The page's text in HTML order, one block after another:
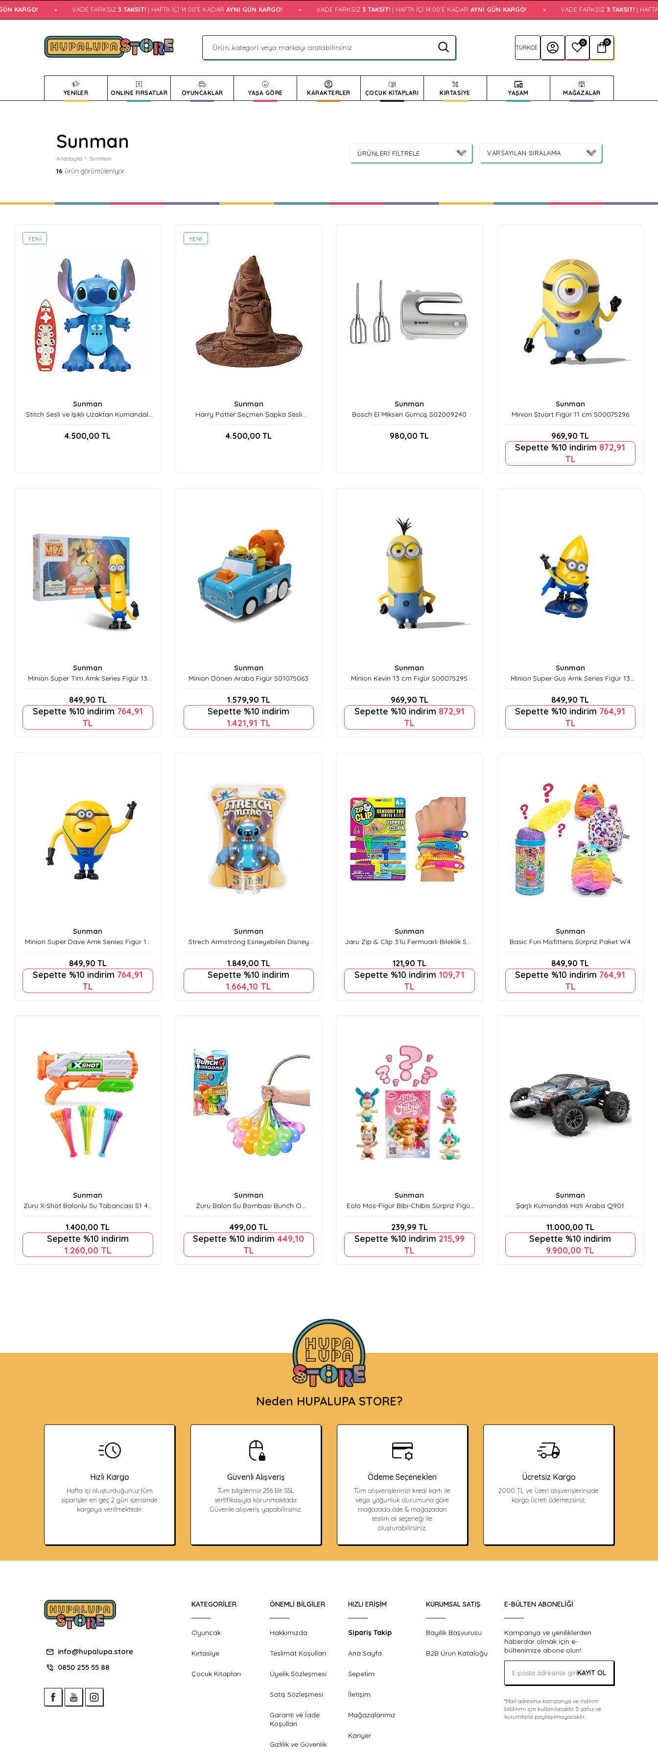
KARGO! VADE FARKSIZ 3 TAKSIT! | HAFTA İÇI 14:00'E KADAR AYNI GÜN KARGO! VADE FARKSIZ 3 TAKSIT! | HAFTA İÇI 14:00'E KADAR AYNI GÜN KARGO! VADE FARKSIZ 3 TAKSIT! | HAFTA
0 0
YENİLER ONLINE FIRSATLAR OYUNCAKLAR YAŞA GÖRE KARAKTERLER ÇOCUK KİTAPLARI KIRTASİYE YAŞAM MAĞAZALAR
Sunman
Anasayfa Sunman
16 ürün görüntüleniyor.
ÜRÜNLERI FILTRELE
YENI
Sunman
Stitch Sesli ve Işıklı Uzaktan Kumandalı
4.500,00 TL
YENI
Sunman
Harry Potter Seçmen Şapka Sesli
4.500,00 TL
Sunman
Bosch El Mikseri Gümüş S02009240
980,00 TL
Sunman
Minion Stuart Figür 11 cm S00075296
969,90 TL
Sepette %10 indirim 872,91
TL
Sunman
Minion Super Tim Amk Series Figür 13
849,90 TL
Sepette %10 indirim 764,91
TL
Sunman
Minion Dönen Araba Figür S01075063
1.579,90 TL
Sepette %10 indirim
1.421,91 TL
Sunman
Minion Kevin 13 cm Figür S00075295
969,90 TL
Sepette %10 indirim 872,91
TL
Sunman
Minion Super Gus Amk Series Figür 13
849,90 TL
Sepette %10 indirim 764,91
TL
Sunman
Minion Super Dave Amk Serıies Figür 12
849,90 TL
Sepette %10 indirim 764,91
TL
Sunman
Strech Armstrong Esneyebilen Disney
1.849,00 TL
Sepette %10 indirim
1.664,10 TL
Sunman
Jaru Zip & Clip 3’lü Fermuarlı Bileklik Seti
121,90 TL
Sepette %10 indirim 109,71
TL
Sunman
Basic Fun Misfittens Sürpriz Paket W4
849,90 TL
Sepette %10 indirim 764,91
TL
Sunman
Zuru X-Shot Balonlu Su Tabancası S1 40
1.400,00 TL
Sepette %10 indirim
1.260,00 TL
Sunman
Zuru Balon Su Bombası Bunch O
Balonu 100’lü S00056480
499,00 TL
Sepette %10 indirim449,10
TL
Sunman
Eolo Mos-Figür Bibi-Chibis Sürpriz Figür
239,99 TL
Sepette %10 indirim 215,99
TL
Sunman
Şarjlı Kumandalı Hızlı Araba Q901
11.000,00 TL
Sepette %10 indirim
9.900,00 TL
Neden HUPALUPA STORE?
Hızlı Kargo
Hafta içi oluşturduğunuz tüm
siparişler en geç 2 gün içerisinde
kargoya verilmektedir.
Güvenli Alışveriş
Tüm bilgileriniz 256 Bit SSL
sertifikasıyla korunmaktadır.
Güvenle alışveriş yapabilirsiniz.
Ödeme Seçenekleri
Tüm alışverişlerinizi kredi kartı ile
veya yoğunluk durumuna göre
mağazada öde & mağazadan
teslim al seçeneği ile
oluşturabilirsiniz.
Ücretsiz Kargo
2000 TL ve üzeri alışverişlerinizde
kargo ücreti ödemezsiniz.
info@hupalupa.store
0850 255 55 88
KATEGORILER
Oyuncak
Kırtasiye
Çocuk Kitapları
ÖNEMLI BILGILER
Hakkımızda
Teslimat Koşulları
Üyelik Sözleşmesi
Satış Sözleşmesi
Garanti ve İade
Koşulları
Gizlilik ve Güvenlik
HIZLI ERIŞIM
Sipariş Takip
Ana Sayfa
Sepetim
İletişim
Mağazalarımız
Kariyer
KURUMSAL SATIŞ
Bayilik Başvurusu
B2B Ürün Kataloğu
E-BÜLTEN ABONELIĞI
Kampanya ve yeniliklerden
haberdar olmak için e-
bültenimize abone olun!
KAYIT OL
*Mail adresiniz kampanya ve indirim
bildirimi için kullanılacaktır. 3. şahıs ve
kurumlarla paylaşılmayacaktır.